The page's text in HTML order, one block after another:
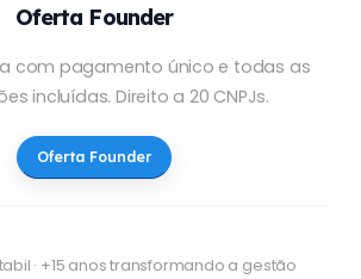
Oferta Founder
com pagamento único e todas as
incluídas. Direito a 20 CNPJs.
Oferta Founder
· +15 anos transformando a gestão